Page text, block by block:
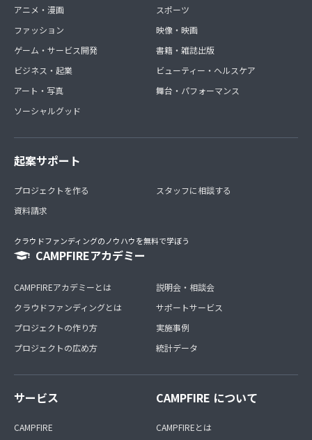
アニメ・漫画
ファッション
ゲーム・サービス開発
ビジネス・起業
アート・写真
ソーシャルグッド
スポーツ
映像・映画
書籍・雑誌出版
ビューティー・ヘルスケア
舞台・パフォーマンス
起案サポート
プロジェクトを作る
資料請求
スタッフに相談する
クラウドファンディングのノウハウを無料で学ぼう
CAMPFIREアカデミー
CAMPFIREアカデミーとは
クラウドファンディングとは
プロジェクトの作り方
プロジェクトの広め方
説明会・相談会
サポートサービス
実施事例
統計データ
サービス
CAMPFIRE
CAMPFIRE について
CAMPFIREとは